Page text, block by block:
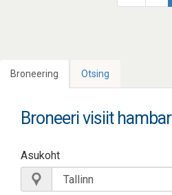
Broneering Otsing
Broneeri visiit
Asukoht